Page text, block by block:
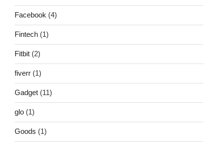
Facebook (4)
Fintech (1)
Fitbit (2)
fiverr (1)
Gadget (11)
glo (1)
Goods (1)